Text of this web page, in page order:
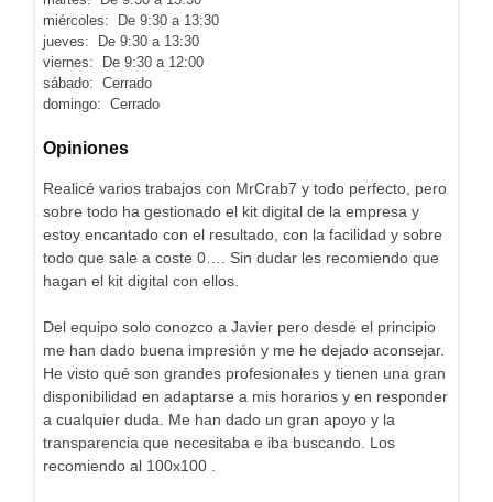
miércoles: De 9:30 a 13:30
jueves: De 9:30 a 13:30
viernes: De 9:30 a 12:00
sábado: Cerrado
domingo: Cerrado
Opiniones
Realicé varios trabajos con MrCrab7 y todo perfecto, pero
sobre todo ha gestionado el kit digital de la empresa y
estoy encantado con el resultado, con la facilidad y sobre
todo que sale a coste 0…. Sin dudar les recomiendo que
hagan el kit digital con ellos.
Del equipo solo conozco a Javier pero desde el principio
me han dado buena impresión y me he dejado aconsejar.
He visto qué son grandes profesionales y tienen una gran
disponibilidad en adaptarse a mis horarios y en responder
a cualquier duda. Me han dado un gran apoyo y la
transparencia que necesitaba e iba buscando. Los
recomiendo al 100x100 .